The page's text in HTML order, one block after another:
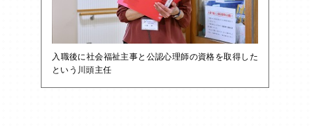
入職後に社会福祉主事と公認心理師の資格を取得した
という川頭主任